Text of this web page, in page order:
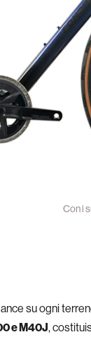
Con i
su ogni
e M40J,